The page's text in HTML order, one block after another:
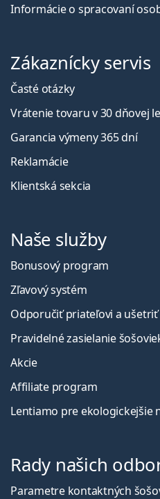
Informácie o spracovaní
Zákaznícky servis
Časté otázky
Vrátenie tovaru v 30 dňovej
Garancia výmeny 365 dní
Reklamácie
Klientská sekcia
Naše služby
Bonusový program
Zľavový systém
Odporučiť priateľovi a ušetriť
Pravidelné zasielanie
Akcie
Affiliate program
Lentiamo pre ekologickejšie
Rady našich
Parametre kontaktných